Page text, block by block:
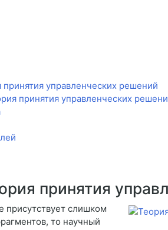
управленческих решений
принятия управленческих
принятия
присутствует слишком
то научный